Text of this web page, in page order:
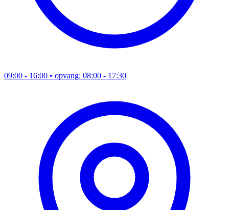
09:00 - 16:00 • opvang: 08:00 - 17:30